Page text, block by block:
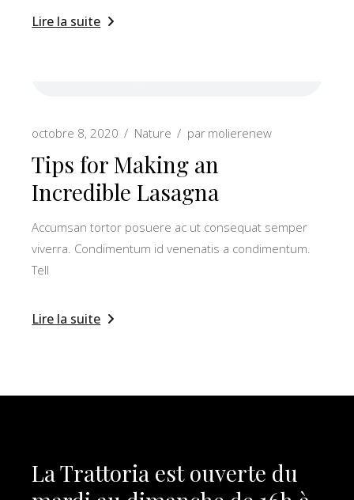
Lire la suite
octobre 8, 2020 Nature par molierenew
Tips for Making an
Incredible Lasagna
Accumsan tortor posuere ac ut consequat semper
viverra. Condimentum id venenatis a condimentum.
Tell
Lire la suite
La Trattoria est ouverte du